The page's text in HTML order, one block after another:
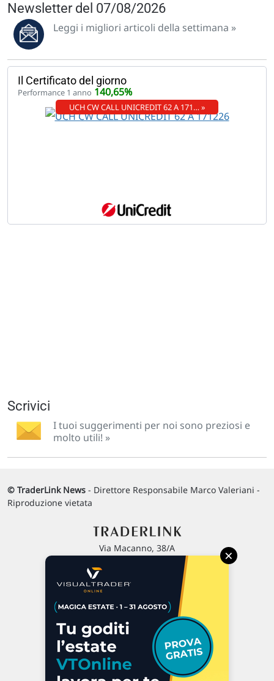
Newsletter del 07/08/2026
Leggi i migliori articoli della settimana »
Il Certificato del giorno
Performance 1 anno 140,65%
UCH CW CALL UNICREDIT 62 A 171… »
Scrivici
I tuoi suggerimenti per noi sono preziosi e
molto utili! »
© TraderLink News - Direttore Responsabile Marco Valeriani -
Riproduzione vietata
Via Macanno, 38/A
P.IVA 02 452 460 401
Chi siamo
Commenti e segnalazioni
Contattaci
×